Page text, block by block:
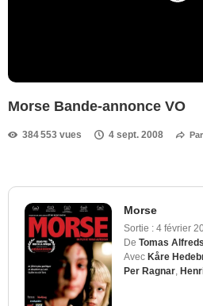
Morse Bande-annonce VO
384 553 vues 4 sept. 2008
Morse
Sortie : 4 février
De Tomas
Avec Kåre
Per Ragnar